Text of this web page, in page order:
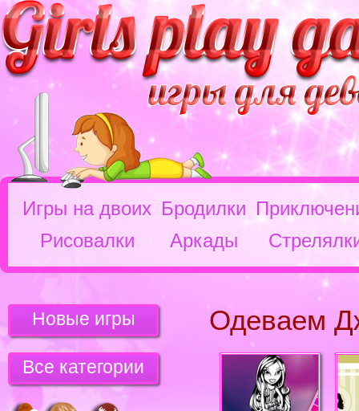
Игры на двоих Бродилки
Рисовалки
Аркады
Одеваем
Новые игры
Все категории